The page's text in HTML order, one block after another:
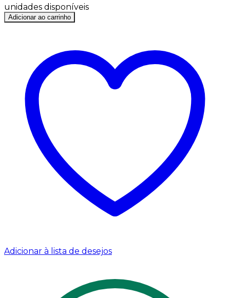
unidades disponíveis
Adicionar ao carrinho
Adicionar à lista de desejos